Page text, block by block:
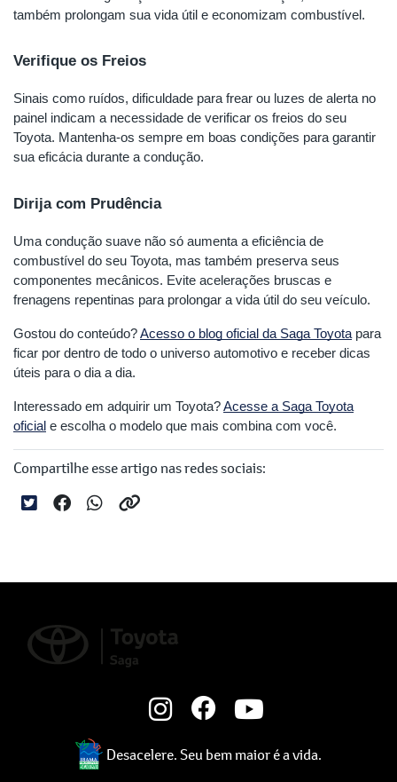
também prolongam sua vida útil e economizam combustível.
Verifique os Freios
Sinais como ruídos, dificuldade para frear ou luzes de alerta no
painel indicam a necessidade de verificar os freios do seu
Toyota. Mantenha-os sempre em boas condições para garantir
sua eficácia durante a condução.
Dirija com Prudência
Uma condução suave não só aumenta a eficiência de
combustível do seu Toyota, mas também preserva seus
componentes mecânicos. Evite acelerações bruscas e
frenagens repentinas para prolongar a vida útil do seu veículo.
Gostou do conteúdo?Acesso o blog oficial da Saga Toyota para
ficar por dentro de todo o universo automotivo e receber dicas
úteis para o dia a dia.
Interessado em adquirir um Toyota?Acesse a Saga Toyota
oficial e escolha o modelo que mais combina com você.
Compartilhe esse artigo nas redes sociais:
Desacelere. Seu bem maior é a vida.